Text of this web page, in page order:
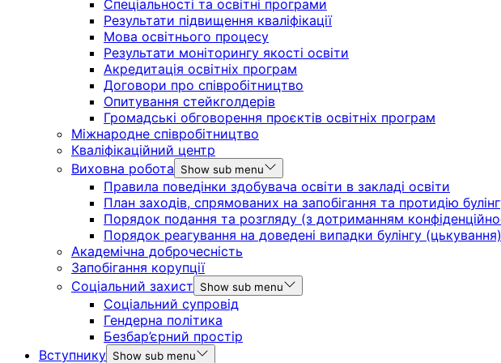
Спеціальності та освітні програми
Результати підвищення кваліфікації
Мова освітнього процесу
Результати моніторингу якості освіти
Акредитація освітніх програм
Договори про співробітництво
Опитування стейкголдерів
Громадські обговорення проєктів освітніх програм
Міжнародне співробітництво
Кваліфікаційний центр
Виховна робота
Show sub menu
Правила поведінки здобувача освіти в закладі освіти
План заходів, спрямованих на запобігання та протидію
Порядок подання та розгляду (з дотриманням
Порядок реагування на доведені випадки булінгу
Академічна доброчесність
Запобігання корупції
Соціальний захист
Show sub menu
Соціальний супровід
Гендерна політика
Безбар’єрний простір
Вступнику Show sub menu